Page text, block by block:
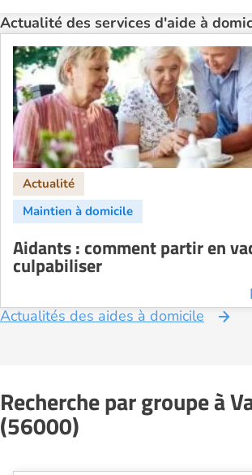
Aide à domicile Toulouse
Recherche par ville
Actualité des services d'aide à
Aidants : comment partir en
culpabiliser
Actualités des aides à domicile
Recherche par groupe à
(56000)